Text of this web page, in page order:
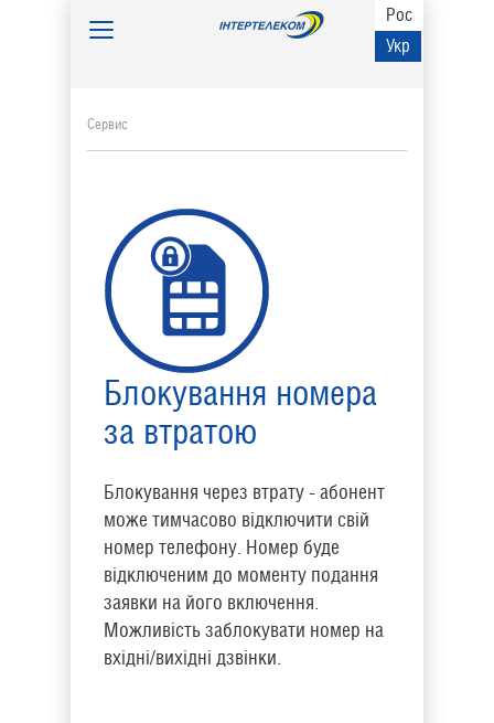
Рос
Укр
Toggle
Сервис
Блокування номера
за втратою
Блокування через втрату - абонент
може тимчасово відключити свій
номер телефону. Номер буде
відключеним до моменту подання
заявки на його включення.
Можливість заблокувати номер на
вхідні/вихідні дзвінки.